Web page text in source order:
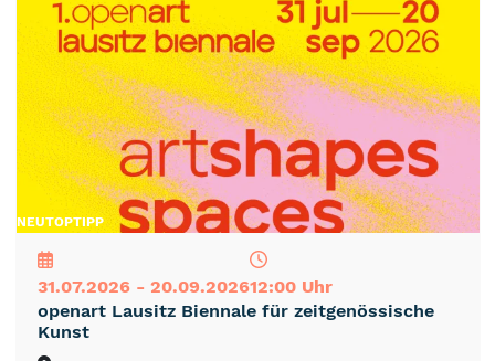
NEUTOPTIPP
31.07.2026 - 20.09.202612:00 Uhr
openart Lausitz Biennale für zeitgenössische
Kunst